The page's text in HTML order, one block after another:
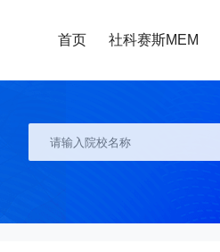
首页 社科赛斯MEM